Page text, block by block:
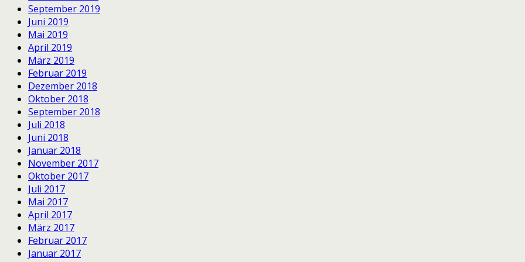
September 2019
Juni 2019
Mai 2019
April 2019
März 2019
Februar 2019
Dezember 2018
Oktober 2018
September 2018
Juli 2018
Juni 2018
Januar 2018
November 2017
Oktober 2017
Juli 2017
Mai 2017
April 2017
März 2017
Februar 2017
Januar 2017